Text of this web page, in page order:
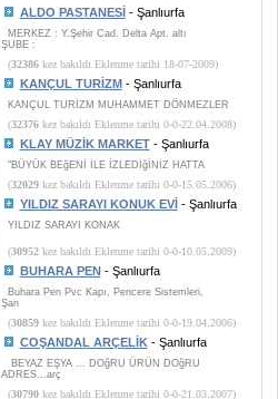
ALDO PASTANESİ- Şanlıurfa
MERKEZ : Y.Şehir Cad. Delta Apt. altı
ŞUBE :
(32386kez bakıldı Eklenme tarihi 18-07-2009)
KANÇUL TURİZM- Şanlıurfa
KANÇUL TURİZM MUHAMMET DÖNMEZLER
(32376kez bakıldı Eklenme tarihi 0-0-22.04.2008)
KLAY MÜZİK MARKET- Şanlıurfa
"BÜYÜK BEğENİ İLE İZLEDİğİNİZ HATTA
(32029kez bakıldı Eklenme tarihi 0-0-15.05.2006)
YILDIZ SARAYI KONUK EVİ- Şanlıurfa
YILDIZ SARAYI KONAK
(30952kez bakıldı Eklenme tarihi 0-0-10.05.2009)
BUHARA PEN- Şanlıurfa
Buhara Pen Pvc Kapı, Pencere Sistemleri,
Şan
(30859kez bakıldı Eklenme tarihi 0-0-19.04.2006)
COŞANDAL ARÇELİK- Şanlıurfa
BEYAZ EŞYA ... DOğRU ÜRÜN DOğRU
ADRES...arç
(30790kez bakıldı Eklenme tarihi 0-0-21.03.2007)